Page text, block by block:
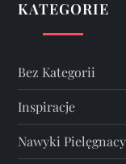
KATEGORIE
Bez Kategorii
Inspiracje
Nawyki